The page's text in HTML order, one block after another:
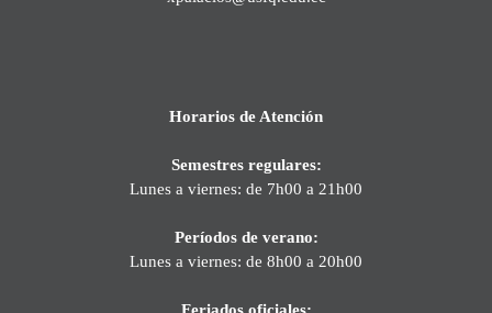
Horarios de Atención
Semestres regulares:
Lunes a viernes: de 7h00 a 21h00
Períodos de verano:
Lunes a viernes: de 8h00 a 20h00
Feriados oficiales: